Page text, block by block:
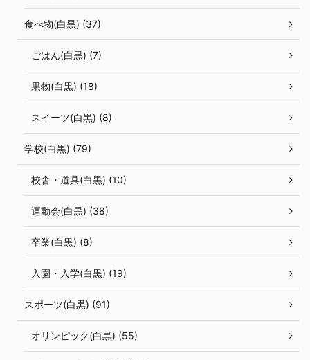
食べ物(白黒) (37)
ごはん(白黒) (7)
果物(白黒) (18)
スイーツ(白黒) (8)
学校(白黒) (79)
校舎・道具(白黒) (10)
運動会(白黒) (38)
卒業(白黒) (8)
入園・入学(白黒) (19)
スポーツ(白黒) (91)
オリンピック(白黒) (55)